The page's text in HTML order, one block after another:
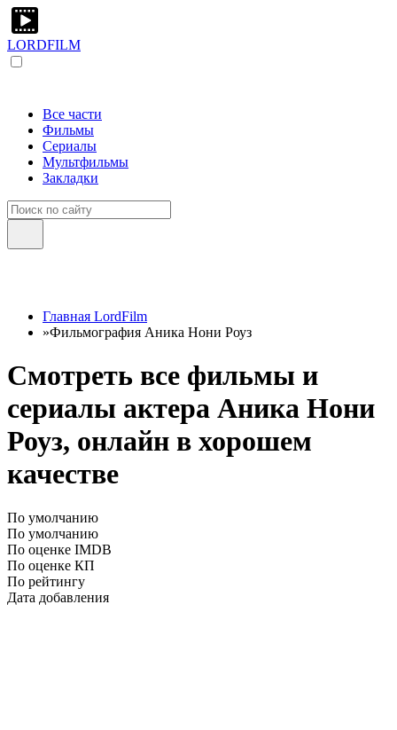
LORDFILM
Все части
Фильмы
Сериалы
Мультфильмы
Закладки
Главная LordFilm
»Фильмография Аника Нони Роуз
Смотреть все фильмы и
сериалы актера Аника Нони
Роуз, онлайн в хорошем
качестве
По умолчанию
По умолчанию
По оценке IMDB
По оценке КП
По рейтингу
Дата добавления